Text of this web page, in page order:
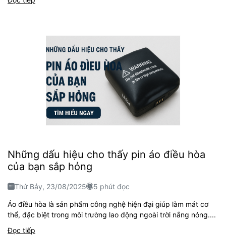
Những dấu hiệu cho thấy pin áo điều hòa
của bạn sắp hỏng
Thứ Bảy, 23/08/2025 5 phút đọc
Áo điều hòa là sản phẩm công nghệ hiện đại giúp làm mát cơ
thể, đặc biệt trong môi trường lao động ngoài trời nắng nóng....
Đọc tiếp